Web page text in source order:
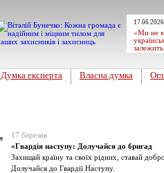
«Ми не
Думка експерта Власна думка
17 березня
«Гвардія наступу: Долучайся до бригад
Захищай країну та своїх рідних, ставай
Долучайся до Гвардії Наступу.